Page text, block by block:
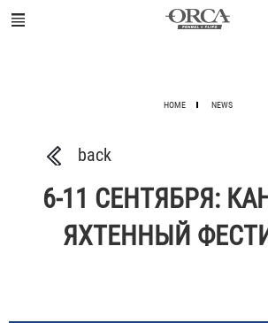
HOME NEWS
back
6-11 СЕНТЯБРЯ:
ЯХТЕННЫЙ